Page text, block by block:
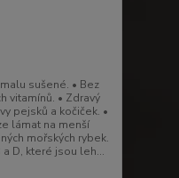
sušené. • Bez
vitamínů. • Zdravý
pejsků a kočiček. •
lámat na menší
mořských rybek.
D, které jsou leh...